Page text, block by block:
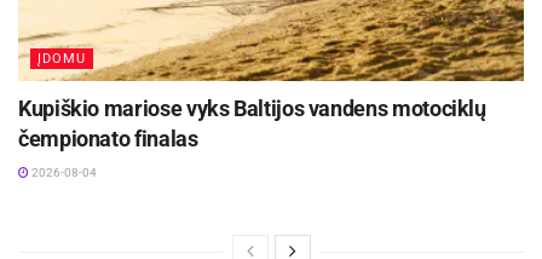
ĮDOMU
Kupiškio mariose vyks Baltijos vandens motociklų
čempionato finalas
2026-08-04